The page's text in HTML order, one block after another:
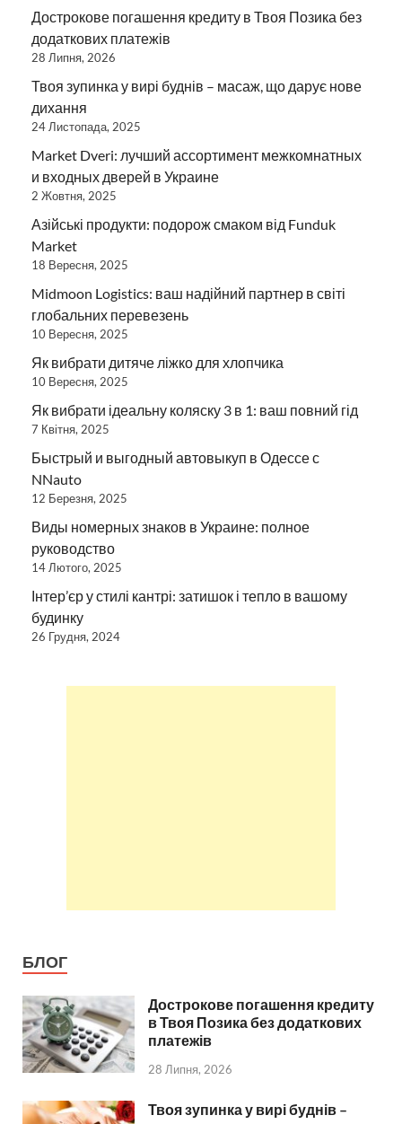
Дострокове погашення кредиту в Твоя Позика без
додаткових платежів
28 Липня, 2026
Твоя зупинка у вирі буднів – масаж, що дарує нове
дихання
24 Листопада, 2025
Market Dveri: лучший ассортимент межкомнатных
и входных дверей в Украине
2 Жовтня, 2025
Азійські продукти: подорож смаком від Funduk
Market
18 Вересня, 2025
Midmoon Logistics: ваш надійний партнер в світі
глобальних перевезень
10 Вересня, 2025
Як вибрати дитяче ліжко для хлопчика
10 Вересня, 2025
Як вибрати ідеальну коляску 3 в 1: ваш повний гід
7 Квітня, 2025
Быстрый и выгодный автовыкуп в Одессе с
NNauto
12 Березня, 2025
Виды номерных знаков в Украине: полное
руководство
14 Лютого, 2025
Інтер’єр у стилі кантрі: затишок і тепло в вашому
будинку
26 Грудня, 2024
БЛОГ
Дострокове погашення кредиту
в Твоя Позика без додаткових
платежів
28 Липня, 2026
Твоя зупинка у вирі буднів –